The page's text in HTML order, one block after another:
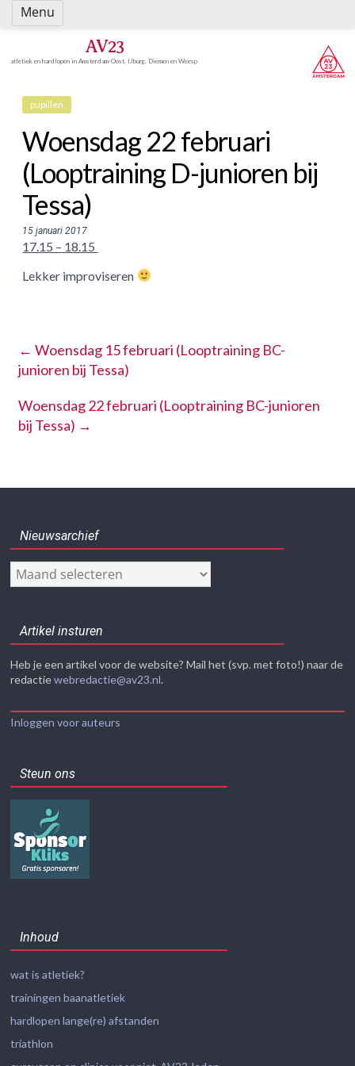
Spring
naar
AV23
atletiek en hardlopen in Amsterdam-Oost, IJburg, Diemen en Weesp
pupillen
Woensdag 22 februari
(Looptraining D-junioren bij
Tessa)
15 januari 2017
17.15 – 18.15
Lekker improviseren
← Woensdag 15 februari (Looptraining BC-
junioren bij Tessa)
Woensdag 22 februari (Looptraining BC-junioren
bij Tessa) →
Nieuwsarchief
Nieuwsarchief
Artikel insturen
Heb je een artikel voor de website? Mail het (svp. met foto!) naar de
redactiewebredactie@av23.nl.
Inloggen voor auteurs
Steun ons
Inhoud
wat is atletiek?
trainingen baanatletiek
hardlopen lange(re) afstanden
triathlon
Menu